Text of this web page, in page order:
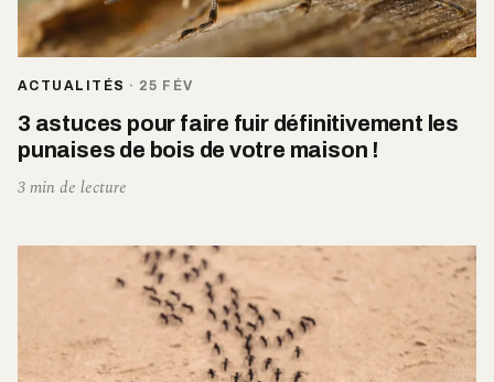
ACTUALITÉS · 25 FÉV
3 astuces pour faire fuir définitivement les
punaises de bois de votre maison !
3 min de lecture